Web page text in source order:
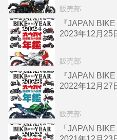
販売部
『JAPAN
2023年12月25
販売部
『JAPAN
2022年12月27
販売部
「JAPAN